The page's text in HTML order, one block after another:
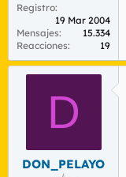
Registro
19 Mar 2004
Mensajes
15.334
Reacciones
19
D
DON_PELAYO